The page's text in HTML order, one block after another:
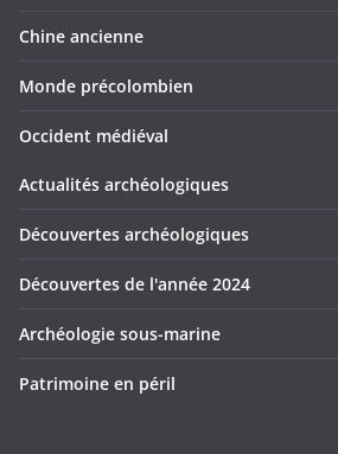
Chine ancienne
Monde précolombien
Occident médiéval
Actualités archéologiques
Découvertes archéologiques
Découvertes de l'année 2024
Archéologie sous-marine
Patrimoine en péril